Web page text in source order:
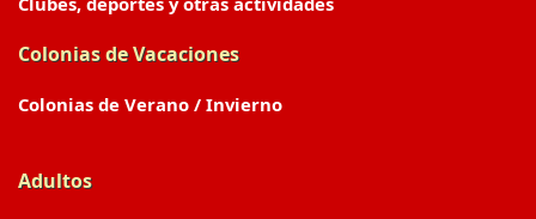
Colonias de Vacaciones
Colonias de Verano / Invierno
Adultos